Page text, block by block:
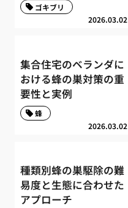
2026.03.02
ゴキブリ
集合住宅のベランダに
おける蜂の巣対策の重
要性と実例
2026.03.02
蜂
種類別蜂の巣駆除の難
易度と生態に合わせた
アプローチ